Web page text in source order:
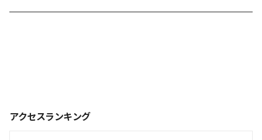
アクセスランキング